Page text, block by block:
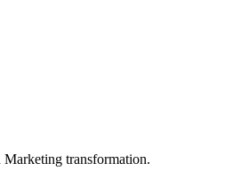
Marketing transformation.